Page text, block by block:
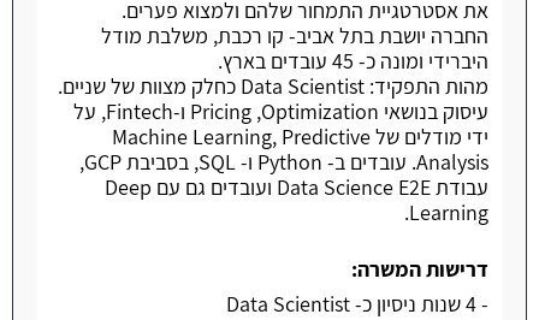
את אסטרטגיית התמחור שלהם ולמצוא פערים.
החברה יושבת בתל אביב- קו רכבת, משלבת מודל
היברידי ומונה כ- 45 עובדים בארץ.
מהות התפקיד: Data Scientist כחלק מצוות של שניים.
עיסוק בנושאי Pricing ,Optimization ו-Fintech, על
ידי מודלים של Machine Learning, Predictive
Analysis. עובדים ב- Python ו- SQL, בסביבת GCP,
עבודת Data Science E2E ועובדים גם עם Deep
Learning.
דרישות המשרה:
- 4 שנות ניסיון כ- Data Scientist